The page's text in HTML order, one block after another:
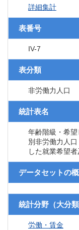
詳細集計
表番号
IV-7
表分類
非労働力人口
統計表名
年齢階級・希
別非労働力人
した就業希望者
データセットの
統計分野（大分類
労働・賃金